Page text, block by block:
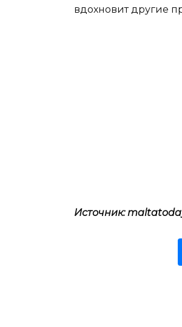
вдохновит другие
Источник: